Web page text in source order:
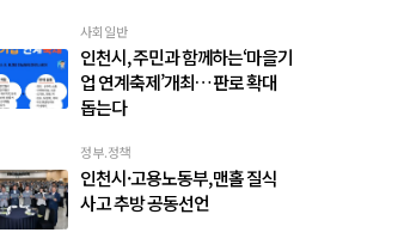
사회일반
인천시, 주민과 함께하는‘마을기
업 연계축제’개최… 판로 확대
돕는다
정부.정책
인천시·고용노동부, 맨홀 질식
사고 추방 공동선언